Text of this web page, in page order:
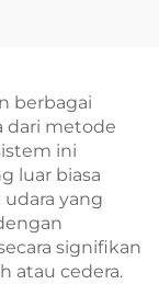
berbagai
dari metode
ini
luar biasa
yang
signifikan
atau cedera.